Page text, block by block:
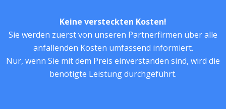
Keine versteckten Kosten!
Sie werden zuerst von unseren Partnerfirmen über alle
anfallenden Kosten umfassend informiert.
Nur, wenn Sie mit dem Preis einverstanden sind, wird die
benötigte Leistung durchgeführt.